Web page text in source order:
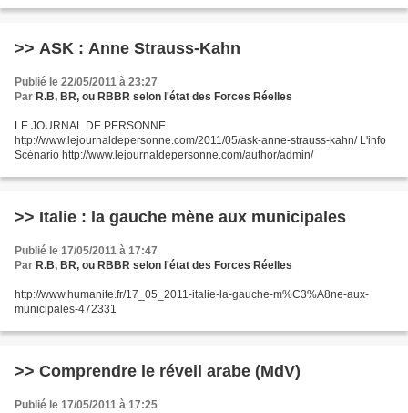
>> ASK : Anne Strauss-Kahn
Publié le 22/05/2011 à 23:27
Par R.B, BR, ou RBBR selon l'état des Forces Réelles
LE JOURNAL DE PERSONNE
http://www.lejournaldepersonne.com/2011/05/ask-anne-strauss-kahn/ L'info
Scénario http://www.lejournaldepersonne.com/author/admin/
>> Italie : la gauche mène aux municipales
Publié le 17/05/2011 à 17:47
Par R.B, BR, ou RBBR selon l'état des Forces Réelles
http://www.humanite.fr/17_05_2011-italie-la-gauche-m%C3%A8ne-aux-
municipales-472331
>> Comprendre le réveil arabe (MdV)
Publié le 17/05/2011 à 17:25